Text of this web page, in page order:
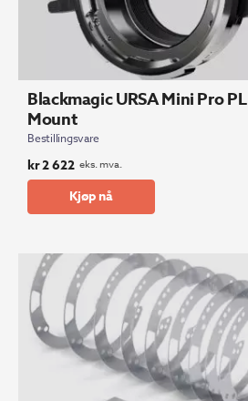
Blackmagic URSA Mini Pro PL
Mount
Bestillingsvare
kr2 622 eks. mva.
Kjøp nå